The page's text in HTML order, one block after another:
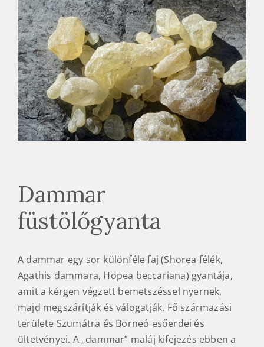
Dammar
füstölőgyanta
A dammar egy sor különféle faj (Shorea félék,
Agathis dammara, Hopea beccariana) gyantája,
amit a kérgen végzett bemetszéssel nyernek,
majd megszárítják és válogatják. Fő származási
területe Szumátra és Borneó esőerdei és
ültetvényei. A „dammar” maláj kifejezés ebben a